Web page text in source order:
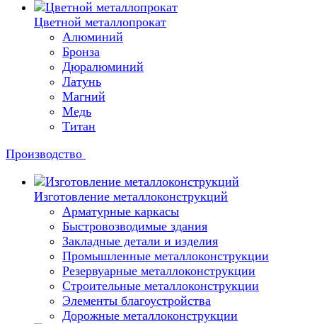
Цветной металлопрокат
Алюминий
Бронза
Дюралюминий
Латунь
Магний
Медь
Титан
Производство
Изготовление металлоконструкций
Арматурные каркасы
Быстровозводимые здания
Закладные детали и изделия
Промышленные металлоконструкции
Резервуарные металлоконструкции
Строительные металлоконструкции
Элементы благоустройства
Дорожные металлоконструкции